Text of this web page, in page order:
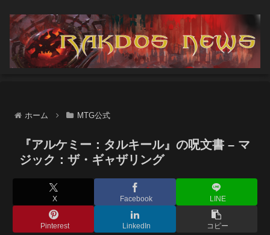
ホーム MTG公式
『アルケミー：タルキール』の呪文書 – マ
ジック：ザ・ギャザリング
X Facebook LINE
Pinterest LinkedIn コピー